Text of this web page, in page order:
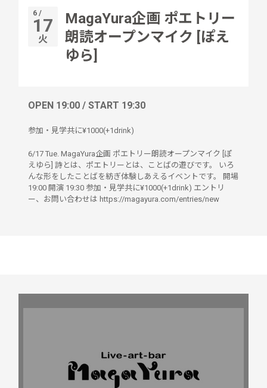
6 /
17
火
MagaYura企画 ポエトリー
朗読オープンマイク [ぽえ
ゆら]
OPEN 19:00 / START 19:30
参加・見学共に¥1000(+1drink)
6/17 Tue. MagaYura企画 ポエトリー朗読オープンマイク [ぽ
えゆら] 詩とは、ポエトリーとは、ことばの遊びです。 いろ
んな形をしたことばを紡ぎ体験しあえるイベントです。 開場
19:00 開演 19:30 参加・見学共に¥1000(+1drink) エントリ
ー、お問い合わせは https://magayura.com/entries/new